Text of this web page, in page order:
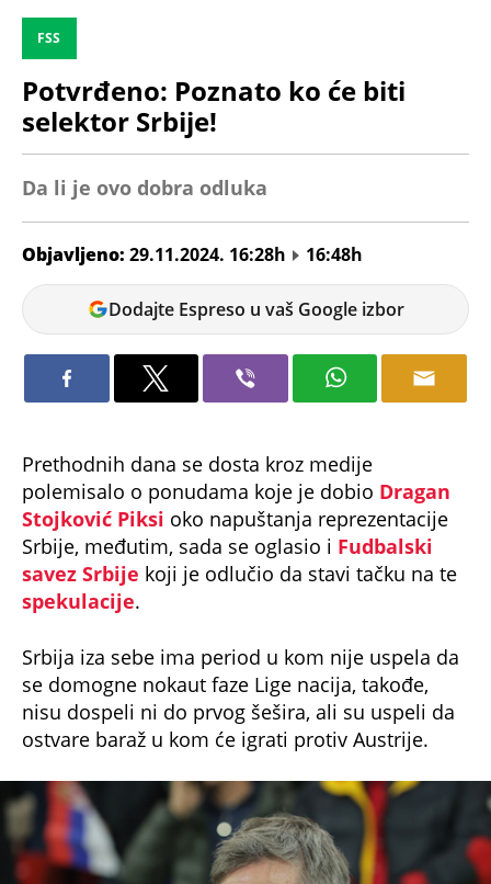
FSS
Potvrđeno: Poznato ko će biti
selektor Srbije!
Da li je ovo dobra odluka
Objavljeno: 29.11.2024. 16:28h
16:48h
Andrej
Kosić
Dodajte Espreso u vaš Google izbor
polemisalo o ponudama koje je dobio
Stojković Piksi oko napuštanja reprezentacije
Srbije, međutim, sada se oglasio iFudbalski
savez Srbije koji je odlučio da stavi tačku na te
spekulacije.
se domogne nokaut faze Lige nacija, takođe,
nisu dospeli ni do prvog šešira, ali su uspeli da
ostvare baraž u kom će igrati protiv Austrije.